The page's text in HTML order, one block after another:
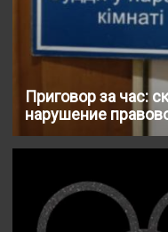
Приговор за час:
нарушение